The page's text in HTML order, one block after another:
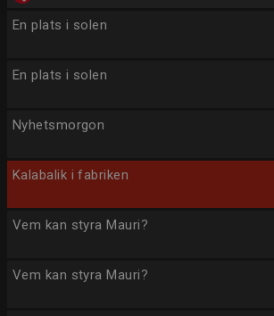
En plats i solen
En plats i solen
Nyhetsmorgon
Kalabalik i fabriken
Vem kan styra Mauri?
Vem kan styra Mauri?